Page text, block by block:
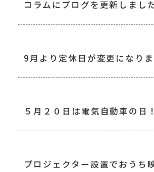
コラムにブログを更新しまし
9月より定休日が変更になりま
５月２０日は電気自動車の日
プロジェクター設置でおうち